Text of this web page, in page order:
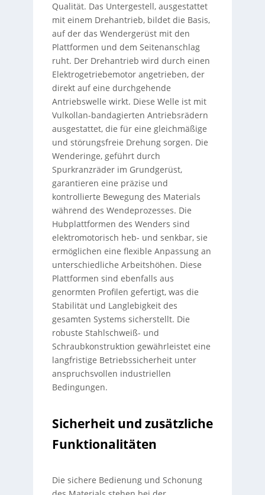
Qualität. Das Untergestell, ausgestattet
mit einem Drehantrieb, bildet die Basis,
auf der das Wendergerüst mit den
Plattformen und dem Seitenanschlag
ruht. Der Drehantrieb wird durch einen
Elektrogetriebemotor angetrieben, der
direkt auf eine durchgehende
Antriebswelle wirkt. Diese Welle ist mit
Vulkollan-bandagierten Antriebsrädern
ausgestattet, die für eine gleichmäßige
und störungsfreie Drehung sorgen. Die
Wenderinge, geführt durch
Spurkranzräder im Grundgerüst,
garantieren eine präzise und
kontrollierte Bewegung des Materials
während des Wendeprozesses. Die
Hubplattformen des Wenders sind
elektromotorisch heb- und senkbar, sie
ermöglichen eine flexible Anpassung an
unterschiedliche Arbeitshöhen. Diese
Plattformen sind ebenfalls aus
genormten Profilen gefertigt, was die
Stabilität und Langlebigkeit des
gesamten Systems sicherstellt. Die
robuste Stahlschweiß- und
Schraubkonstruktion gewährleistet eine
langfristige Betriebssicherheit unter
anspruchsvollen industriellen
Bedingungen.
Sicherheit und zusätzliche
Funktionalitäten
Die sichere Bedienung und Schonung